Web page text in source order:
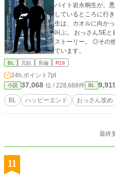
バイト岩永桐生が、
しているところに行
生は、カオルに向か
叫ぶ。 おっさんSEと自己肯定感ゼロの大学生の、不器用ラブ
ストーリー。 ◎その他 この物語は、複数のサイトに投稿され
ています。
BL 完結 長編 R18
24h.ポイント 7pt
小説 37,068 位 / 228,668件 BL
BL ハッピーエンド おっさん攻め
最終
11